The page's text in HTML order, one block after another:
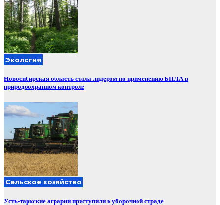
Экология
Новосибирская область стала лидером по применению БПЛА в
природоохранном контроле
Сельское хозяйство
Усть-таркские аграрии приступили к уборочной страде